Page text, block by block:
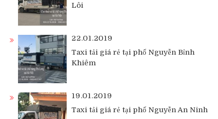
Lôi
22.01.2019
Taxi tải giá rẻ tại phố Nguyễn Bỉnh
Khiêm
19.01.2019
Taxi tải giá rẻ tại phố Nguyễn An Ninh